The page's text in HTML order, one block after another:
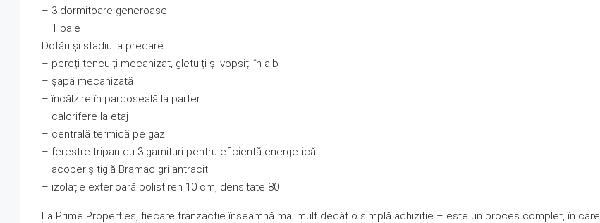
– 3 dormitoare generoase
– 1 baie
Dotări și stadiu la predare:
– pereți tencuiți mecanizat, gletuiți și vopsiți în alb
– șapă mecanizată
– încălzire în pardoseală la parter
– calorifere la etaj
– centrală termică pe gaz
– ferestre tripan cu 3 garnituri pentru eficiență energetică
– acoperiș țiglă Bramac gri antracit
– izolație exterioară polistiren 10 cm, densitate 80
La Prime Properties, fiecare tranzacție înseamnă mai mult decât o simplă achiziție – este un proces complet, în care